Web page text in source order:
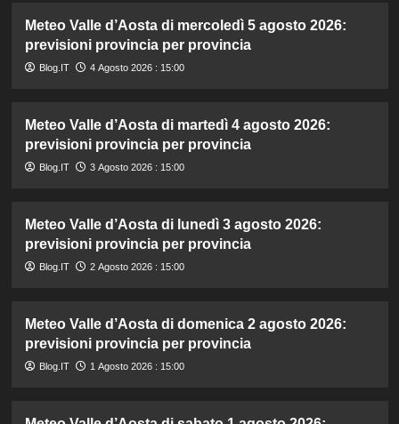
Meteo Valle d’Aosta di mercoledì 5 agosto 2026:
previsioni provincia per provincia
Blog.IT 4 Agosto 2026 : 15:00
Meteo Valle d’Aosta di martedì 4 agosto 2026:
previsioni provincia per provincia
Blog.IT 3 Agosto 2026 : 15:00
Meteo Valle d’Aosta di lunedì 3 agosto 2026:
previsioni provincia per provincia
Blog.IT 2 Agosto 2026 : 15:00
Meteo Valle d’Aosta di domenica 2 agosto 2026:
previsioni provincia per provincia
Blog.IT 1 Agosto 2026 : 15:00